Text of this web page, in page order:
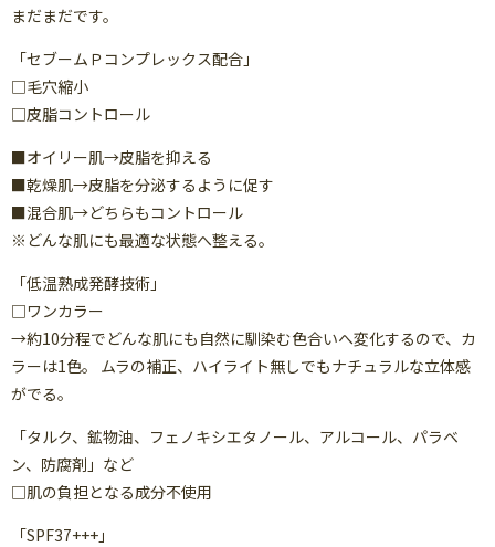
まだまだです。
「セブームＰコンプレックス配合」
□毛穴縮小
□皮脂コントロール
■オイリー肌→皮脂を抑える
■乾燥肌→皮脂を分泌するように促す
■混合肌→どちらもコントロール
※どんな肌にも最適な状態へ整える。
「低温熟成発酵技術」
□ワンカラー
→約10分程でどんな肌にも自然に馴染む色合いへ変化するので、カ
ラーは1色。 ムラの補正、ハイライト無しでもナチュラルな立体感
がでる。
「タルク、鉱物油、フェノキシエタノール、アルコール、パラベ
ン、防腐剤」など
□肌の負担となる成分不使用
「SPF37+++」